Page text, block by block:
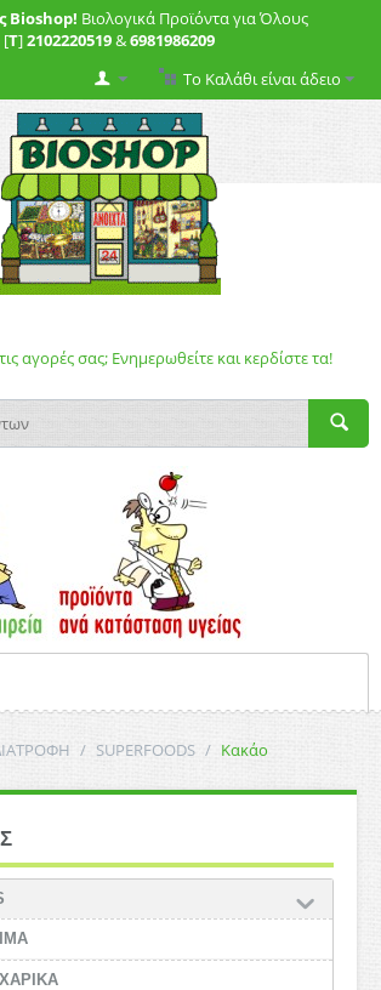
Bioshop! Βιολογικά Προϊόντα για Όλους
[T]2102220519&6981986209
Το Καλάθι είναι άδειο
αγορές σας; Ενημερωθείτε και κερδίστε τα!
/ SUPERFOODS / Κακάο